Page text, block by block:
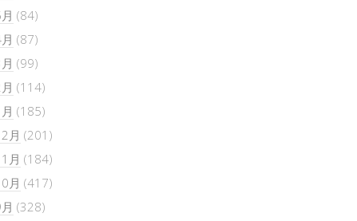
(84)
(87)
(99)
(114)
(185)
月 (201)
月 (184)
月 (417)
(328)